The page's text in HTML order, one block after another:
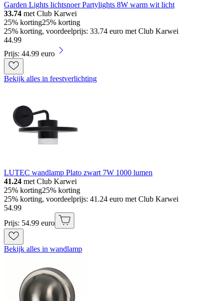
Garden Lights lichtsnoer Partylights 8W warm wit licht
33.74 met Club Karwei
25% korting25% korting
25% korting, voordeelprijs: 33.74 euro met Club Karwei
44.99
Prijs: 44.99 euro
Bekijk alles in feestverlichting
LUTEC wandlamp Plato zwart 7W 1000 lumen
41.24 met Club Karwei
25% korting25% korting
25% korting, voordeelprijs: 41.24 euro met Club Karwei
54.99
Prijs: 54.99 euro
Bekijk alles in wandlamp